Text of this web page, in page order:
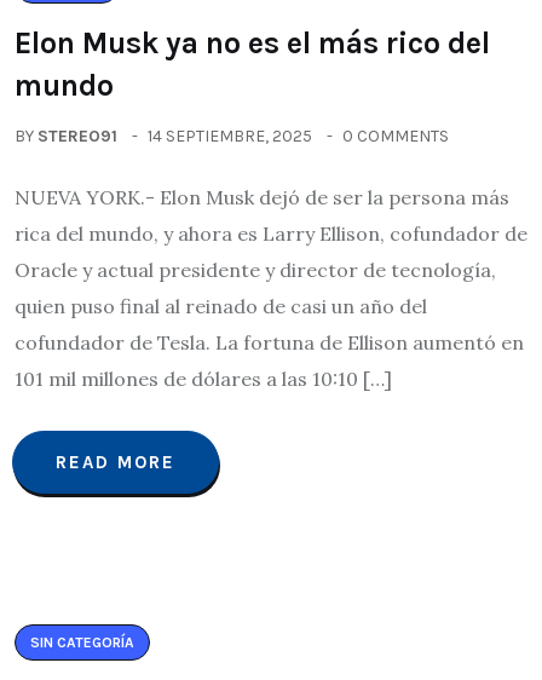
Elon Musk ya no es el más rico del
mundo
BY STEREO91 14 SEPTIEMBRE, 2025 0 COMMENTS
NUEVA YORK.- Elon Musk dejó de ser la persona más
rica del mundo, y ahora es Larry Ellison, cofundador de
Oracle y actual presidente y director de tecnología,
quien puso final al reinado de casi un año del
cofundador de Tesla. La fortuna de Ellison aumentó en
101 mil millones de dólares a las 10:10 […]
READ MORE
SIN CATEGORÍA